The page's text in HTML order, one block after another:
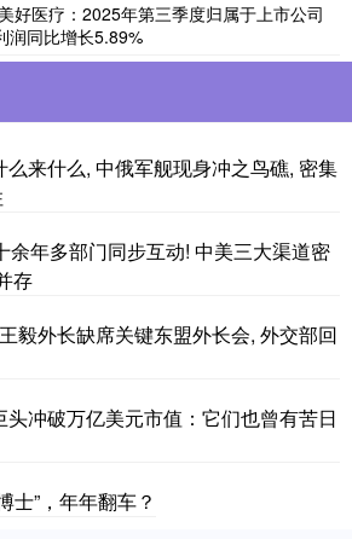
好医疗：2025年第三季度归属于上市公司
润同比增长5.89%
来什么, 中俄军舰现身冲之鸟礁, 密集
余年多部门同步互动! 中美三大渠道密
存
毅外长缺席关键东盟外长会, 外交部回
冲破万亿美元市值：它们也曾有苦日
士”，年年翻车？